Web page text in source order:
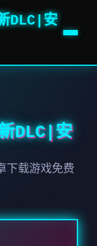
DLC|安
DLC|安
下载游戏免费